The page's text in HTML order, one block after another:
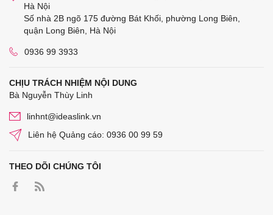
Hà Nội
Số nhà 2B ngõ 175 đường Bát Khối, phường Long Biên,
quận Long Biên, Hà Nội
0936 99 3933
CHỊU TRÁCH NHIỆM NỘI DUNG
Bà Nguyễn Thùy Linh
linhnt@ideaslink.vn
Liên hệ Quảng cáo: 0936 00 99 59
THEO DÕI CHÚNG TÔI